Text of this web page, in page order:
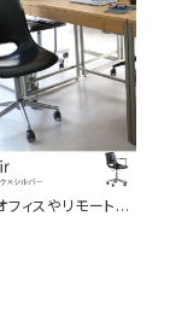
フィスやリモートワ
ィスチェア ブラッ
地 座面高さ43-5